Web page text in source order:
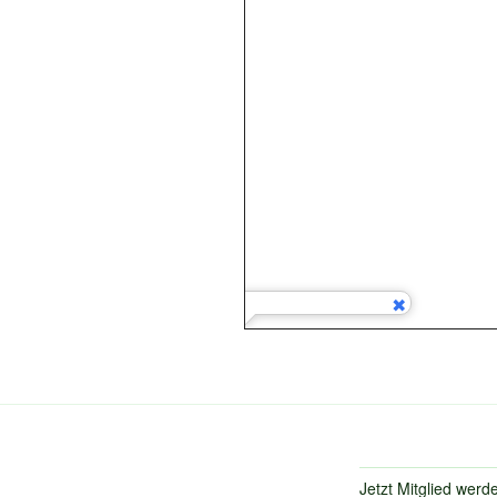
Jetzt Mitglied